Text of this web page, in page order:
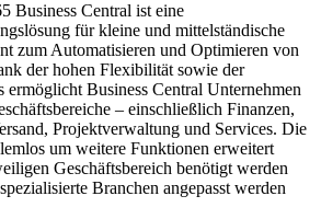
Business Central ist eine
für kleine und mittelständische
zum Automatisieren und Optimieren von
der hohen Flexibilität sowie der
ermöglicht Business Central Unternehmen
– einschließlich Finanzen,
Projektverwaltung und Services. Die
um weitere Funktionen erweitert
Geschäftsbereich benötigt werden
Branchen angepasst werden